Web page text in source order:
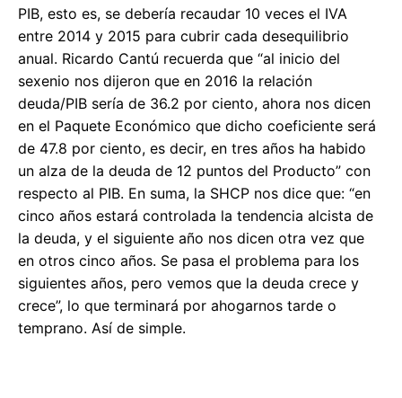
PIB, esto es, se debería recaudar 10 veces el IVA
entre 2014 y 2015 para cubrir cada desequilibrio
anual. Ricardo Cantú recuerda que “al inicio del
sexenio nos dijeron que en 2016 la relación
deuda/PIB sería de 36.2 por ciento, ahora nos dicen
en el Paquete Económico que dicho coeficiente será
de 47.8 por ciento, es decir, en tres años ha habido
un alza de la deuda de 12 puntos del Producto” con
respecto al PIB. En suma, la SHCP nos dice que: “en
cinco años estará controlada la tendencia alcista de
la deuda, y el siguiente año nos dicen otra vez que
en otros cinco años. Se pasa el problema para los
siguientes años, pero vemos que la deuda crece y
crece”, lo que terminará por ahogarnos tarde o
temprano. Así de simple.